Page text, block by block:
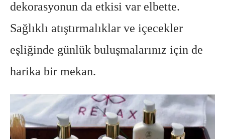
dekorasyonun da etkisi var elbette.
Sağlıklı atıştırmalıklar ve içecekler
eşliğinde günlük buluşmalarınız için de
harika bir mekan.